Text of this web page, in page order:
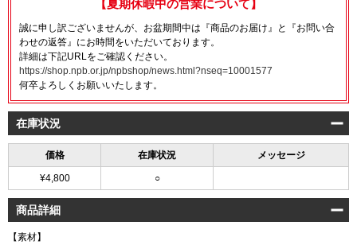
【夏期休暇中の営業について】
誠に申し訳ございませんが、お盆期間中は『商品のお届け』と『お問い合
わせの返答』にお時間をいただいております。
詳細は下記URLをご確認ください。
https://shop.npb.or.jp/npbshop/news.html?nseq=10001577
何卒よろしくお願いいたします。
在庫状況
価格 在庫状況 メッセージ
¥4,800 ○
商品詳細
【素材】